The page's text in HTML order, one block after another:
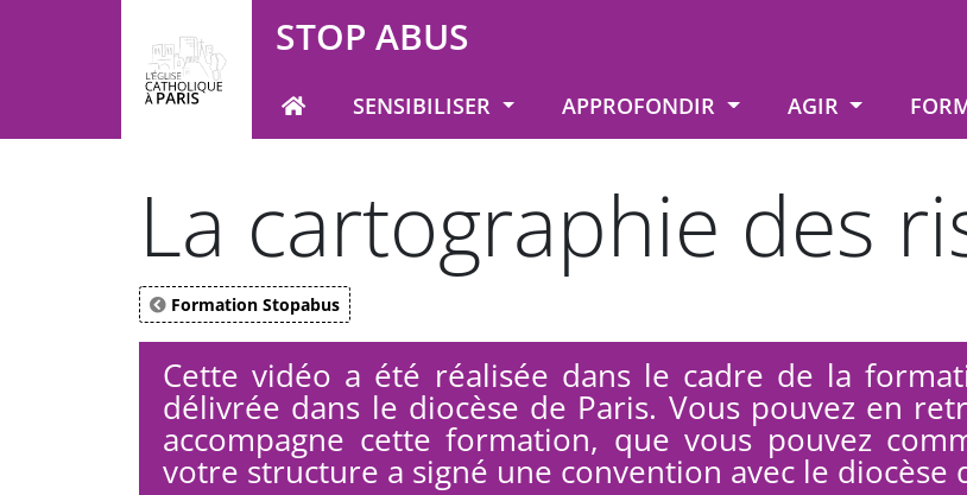
STOP ABUS
Votre rechercheSENSIBILISER APPROFONDIR AGIR
La cartographie des
Formation Stopabus
Cette vidéo a été réalisée dans le cadre de la
délivrée dans le diocèse de Paris. Vous pouvez en
accompagne cette formation, que vous pouvez
votre structure a signé une convention avec le diocèse